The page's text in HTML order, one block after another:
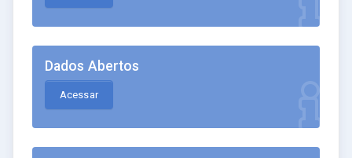
Dados Abertos
Acessar